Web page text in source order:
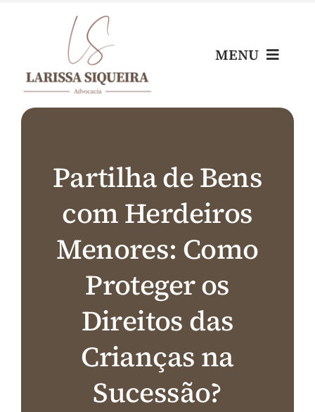
MENU
Home
Nossos Profissionais
Áreas de Atuação
Perguntas Frequentes (FAQ)
Partilha de Bens
com Herdeiros
Menores: Como
Proteger os
Direitos das
Crianças na
Sucessão?